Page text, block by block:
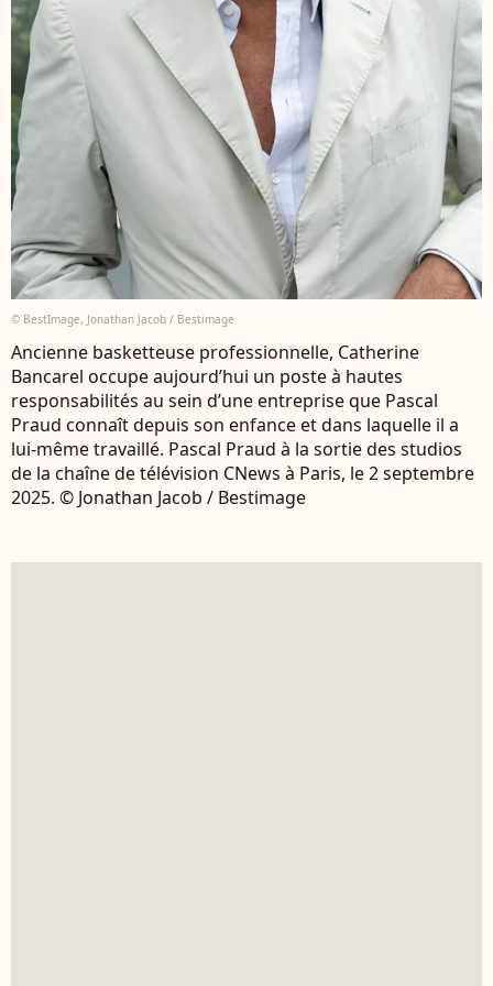
© BestImage, Jonathan Jacob / Bestimage
Ancienne basketteuse professionnelle, Catherine
Bancarel occupe aujourd’hui un poste à hautes
responsabilités au sein d’une entreprise que Pascal
Praud connaît depuis son enfance et dans laquelle il a
lui-même travaillé. Pascal Praud à la sortie des studios
de la chaîne de télévision CNews à Paris, le 2 septembre
2025. © Jonathan Jacob / Bestimage